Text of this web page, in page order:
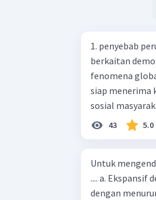
1. penyebab
berkaitan
fenomena
siap menerima
sosial
perubahan ke
pengetahuan
pahaman,
adalah
Madura yang
43 5.0
Untuk
.... a. Ekspansif
dengan